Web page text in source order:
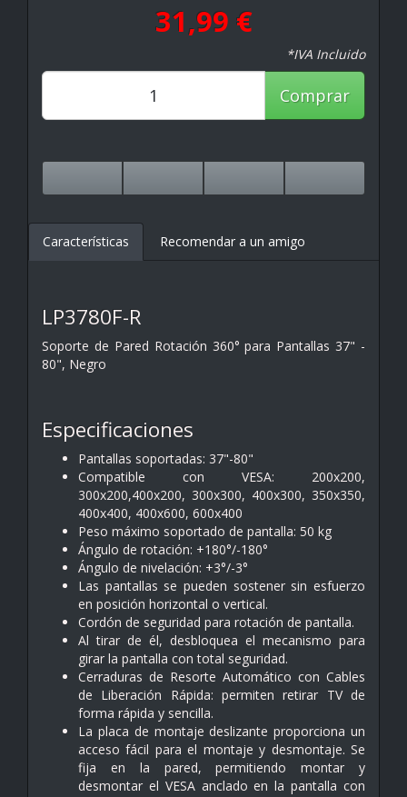
31,99 €
*IVA Incluido
Comprar
Características Recomendar a un amigo
LP3780F-R
Soporte de Pared Rotación 360° para Pantallas 37" -
80", Negro
Especificaciones
Pantallas soportadas: 37"-80"
Compatible con VESA: 200x200,
300x200,400x200, 300x300, 400x300, 350x350,
400x400, 400x600, 600x400
Peso máximo soportado de pantalla: 50 kg
Ángulo de rotación: +180°/-180°
Ángulo de nivelación: +3°/-3°
Las pantallas se pueden sostener sin esfuerzo
en posición horizontal o vertical.
Cordón de seguridad para rotación de pantalla.
Al tirar de él, desbloquea el mecanismo para
girar la pantalla con total seguridad.
Cerraduras de Resorte Automático con Cables
de Liberación Rápida: permiten retirar TV de
forma rápida y sencilla.
La placa de montaje deslizante proporciona un
acceso fácil para el montaje y desmontaje. Se
fija en la pared, permitiendo montar y
desmontar el VESA anclado en la pantalla con